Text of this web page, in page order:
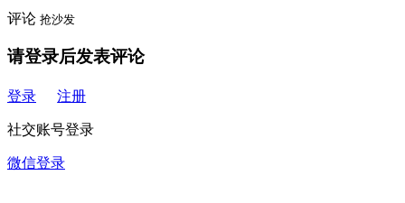
评论 抢沙发
请登录后发表评论
登录 注册
社交账号登录
微信登录